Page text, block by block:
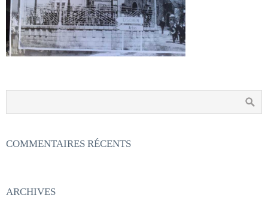
COMMENTAIRES RÉCENTS
ARCHIVES